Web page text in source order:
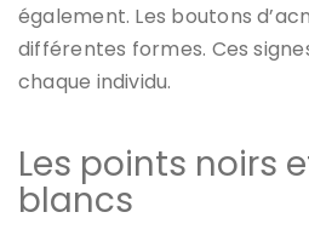
également. Les boutons
différentes formes. Ces
chaque individu.
Les points noirs
blancs